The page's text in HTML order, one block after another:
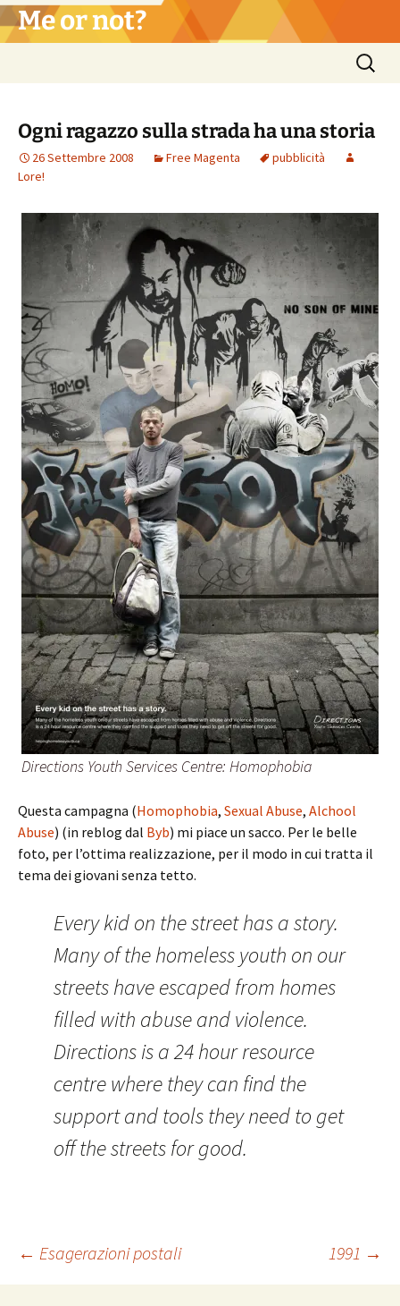
Vai
al Me or not?
Ricerca
per:
Ogni ragazzo sulla strada ha una storia
26 Settembre 2008 Free Magenta
pubblicità
Lore!
Directions Youth Services Centre: Homophobia
Questa campagna (Homophobia, Sexual Abuse, Alchool
Abuse) (in reblog dal Byb) mi piace un sacco. Per le belle
foto, per l’ottima realizzazione, per il modo in cui tratta il
tema dei giovani senza tetto.
Every kid on the street has a story.
Many of the homeless youth on our
streets have escaped from homes
filled with abuse and violence.
Directions is a 24 hour resource
centre where they can find the
support and tools they need to get
off the streets for good.
Navigazione
← Esagerazioni postali 1991 →